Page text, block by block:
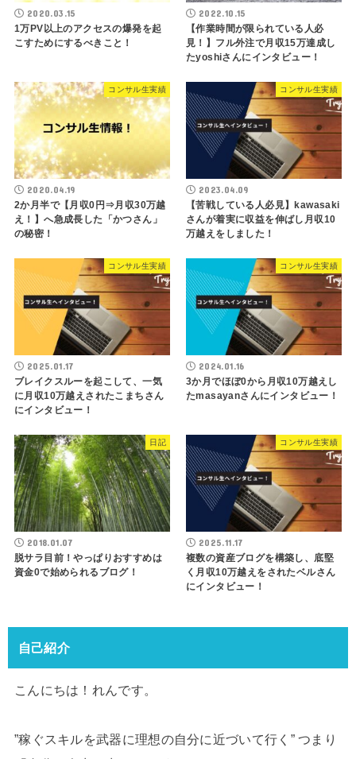
2020.03.15
1万PV以上のアクセスの爆発を起
こすためにするべきこと！
2022.10.15
【作業時間が限られている人必
見！】フル外注で月収15万達成し
たyoshiさんにインタビュー！
コンサル生実績
2020.04.19
2か月半で【月収0円⇒月収30万越
え！】へ急成長した「かつさん」
の秘密！
コンサル生実績
2023.04.09
【苦戦している人必見】kawasaki
さんが着実に収益を伸ばし月収10
万越えをしました！
コンサル生実績
2025.01.17
ブレイクスルーを起こして、一気
に月収10万越えされたこまちさん
にインタビュー！
コンサル生実績
2024.01.16
3か月でほぼ0から月収10万越えし
たmasayanさんにインタビュー！
日記
2018.01.07
脱サラ目前！やっぱりおすすめは
資金0で始められるブログ！
コンサル生実績
2025.11.17
複数の資産ブログを構築し、底堅
く月収10万越えをされたベルさん
にインタビュー！
自己紹介
こんにちは！れんです。
”稼ぐスキルを武器に理想の自分に近づいて行く” つまり